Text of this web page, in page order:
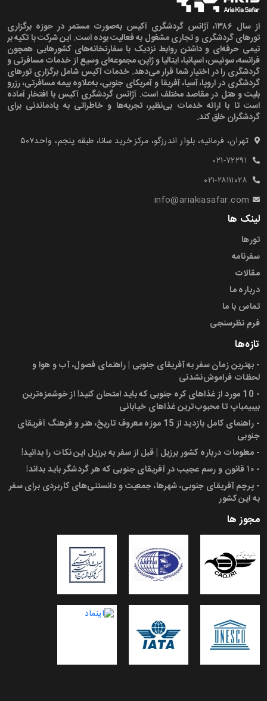
از سال ۱۳۸۶، آژانس گردشگری آکیس به‌صورت مستمر در حوزه برگزاری
تورهای گردشگری و تجاری مشغول به فعالیت بوده است. این شرکت با تکیه بر
تیمی حرفه‌ای و داشتن روابط نزدیک با سفارتخانه‌های کشورهایی همچون
فرانسه، سوئیس، اسپانیا، ایتالیا و ژاپن، مجموعه‌ای وسیع از خدمات مسافرتی و
گردشگری را در اختیار شما قرار می‌دهد. خدمات آکیس شامل برگزاری تورهای
گردشگری در اروپا، آسیا، آفریقا و آمریکای جنوبی، به‌علاوه بیمه مسافرتی، رزرو
بلیت و هتل در مقاصد مختلف است. آژانس گردشگری آکیس با افتخار آماده
است تا با ارائه خدمات بی‌نظیر، تجربه‌ها و خاطراتی به یادماندنی برای
گردشگران خلق کند.
تهران، فرمانیه، بلوار اندرزگو، مرکز خرید سانا، طبقه پنجم، واحد۵۰۷‍
۰۲۱-۷۲۲۹۱
۰۲۱-۲۸۱۱۱۰۲۸
info@ariakiasafar.com
لینک ها
تورها
سفرنامه
مقالات
درباره ما
تماس با ما
فرم نظرسنجی
تازه‌ها
- بهترین زمان سفر به آفریقای جنوبی | راهنمای فصول، آب و هوا و
لحظات فراموش‌نشدنی
-
10 مورد از غذاهای کره جنوبی که باید امتحان کنید! از خوشمزه‌ترین
بیبیمباپ تا محبوب‌ترین غذاهای خیابانی
-
راهنمای کامل بازدید از 15 موزه معروف تاریخ، هنر و فرهنگ آفریقای
جنوبی
- معلومات درباره کشور برزیل | قبل از سفر به برزیل این نکات را بدانید!
- ۱۰ قانون و رسم عجیب در آفریقای جنوبی که هر گردشگر باید بداند!
- پرچم آفریقای جنوبی، شهرها، جمعیت و دانستنی‌های کاربردی برای سفر
به این کشور
مجوز ها